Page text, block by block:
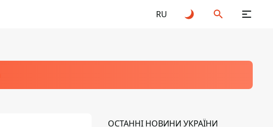
RU
ОСТАННІ НОВИНИ УКРАЇНИ